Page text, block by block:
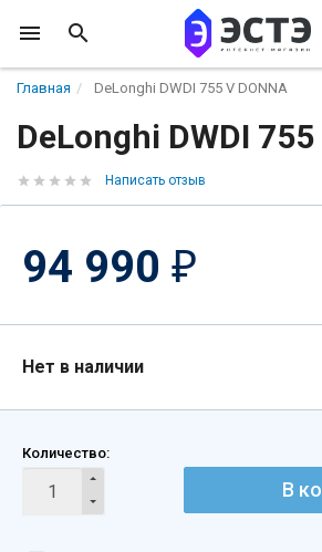
Главная DeLonghi DWDI 755 V DONNA
DeLonghi DWDI 755
Написать отзыв
94 990 ₽
Нет в наличии
Количество:
В